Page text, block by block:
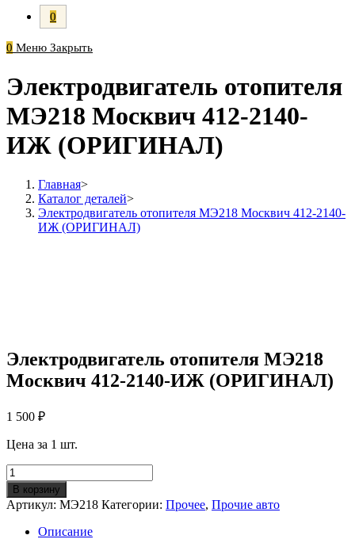
0
0 Меню Закрыть
Электродвигатель отопителя
МЭ218 Москвич 412-2140-
ИЖ (ОРИГИНАЛ)
Главная>
Каталог деталей>
Электродвигатель отопителя МЭ218 Москвич 412-2140-
ИЖ (ОРИГИНАЛ)
Электродвигатель отопителя МЭ218
Москвич 412-2140-ИЖ (ОРИГИНАЛ)
1 500 ₽
Цена за 1 шт.
Количество
Электродвигатель
отопителя
МЭ218
Москвич
В корзину
Артикул: МЭ218 Категории: Прочее, Прочие авто
Описание